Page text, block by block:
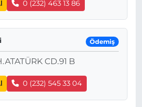
0 (232) 463 13 86
Ödemiş
CD.91 B
0 (232) 545 33 04